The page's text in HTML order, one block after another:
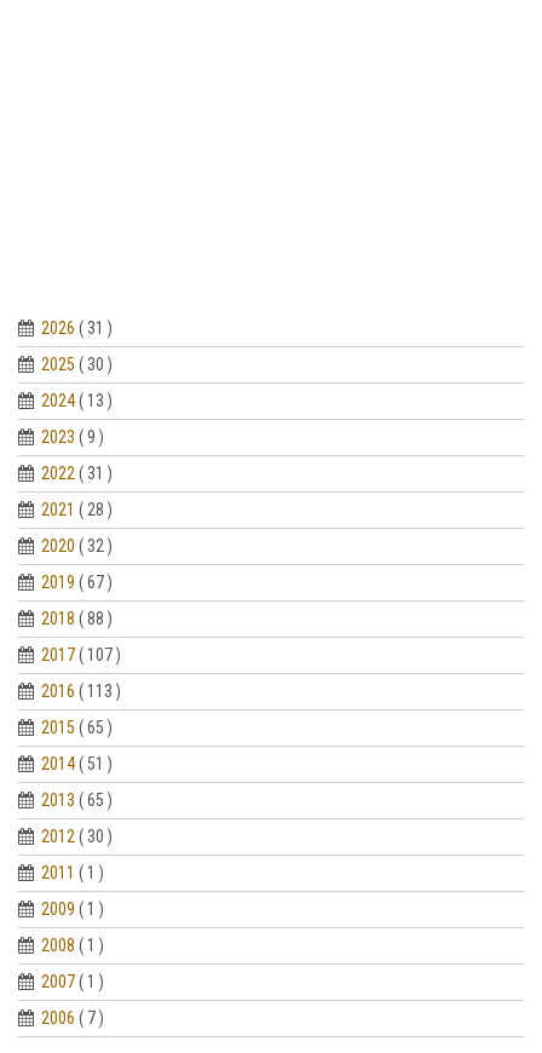
2026 ( 31 )
2025 ( 30 )
2024( 13 )
2023 ( 9 )
2022 ( 31 )
2021 ( 28 )
2020 ( 32 )
2019 ( 67 )
2018 ( 88 )
2017( 107 )
2016 ( 113 )
2015 ( 65 )
2014( 51 )
2013 ( 65 )
2012 ( 30 )
2011 ( 1 )
2009 ( 1 )
2008 ( 1 )
2007( 1 )
2006 ( 7 )